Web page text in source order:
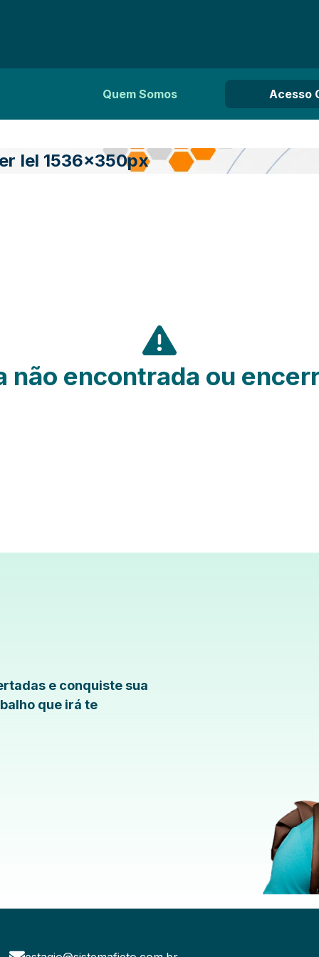
Quem Somos Acesso
Iel 1536x350px
não encontrada ou
e conquiste sua
que irá te